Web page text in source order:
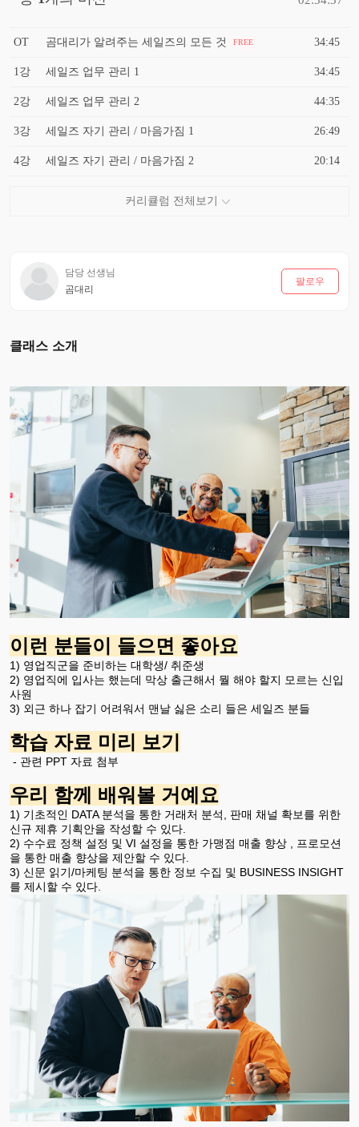
OT 곰대리가 알려주는 세일즈의 모든 것 FREE 34:45
1강 세일즈 업무 관리 1 34:45
2강 세일즈 업무 관리 2 44:35
3강 세일즈 자기 관리 / 마음가짐 1 26:49
4강 세일즈 자기 관리 / 마음가짐 2 20:14
담당 선생님
곰대리
팔로우
클래스 소개
이런 분들이 들으면 좋아요
1) 영업직군을 준비하는 대학생/ 취준생
2) 영업직에 입사는 했는데 막상 출근해서 뭘 해야 할지 모르는 신입
사원
3) 외근 하나 잡기 어려워서 맨날 싫은 소리 들은 세일즈 분들
학습 자료 미리 보기
- 관련 PPT 자료 첨부
우리 함께 배워볼 거예요
1) 기초적인 DATA 분석을 통한 거래처 분석, 판매 채널 확보를 위한
신규 제휴 기획안을 작성할 수 있다.
2) 수수료 정책 설정 및 VI 설정을 통한 가맹점 매출 향상 , 프로모션
을 통한 매출 향상을 제안할 수 있다.
3) 신문 읽기/마케팅 분석을 통한 정보 수집 및 BUSINESS INSIGHT
를 제시할 수 있다.